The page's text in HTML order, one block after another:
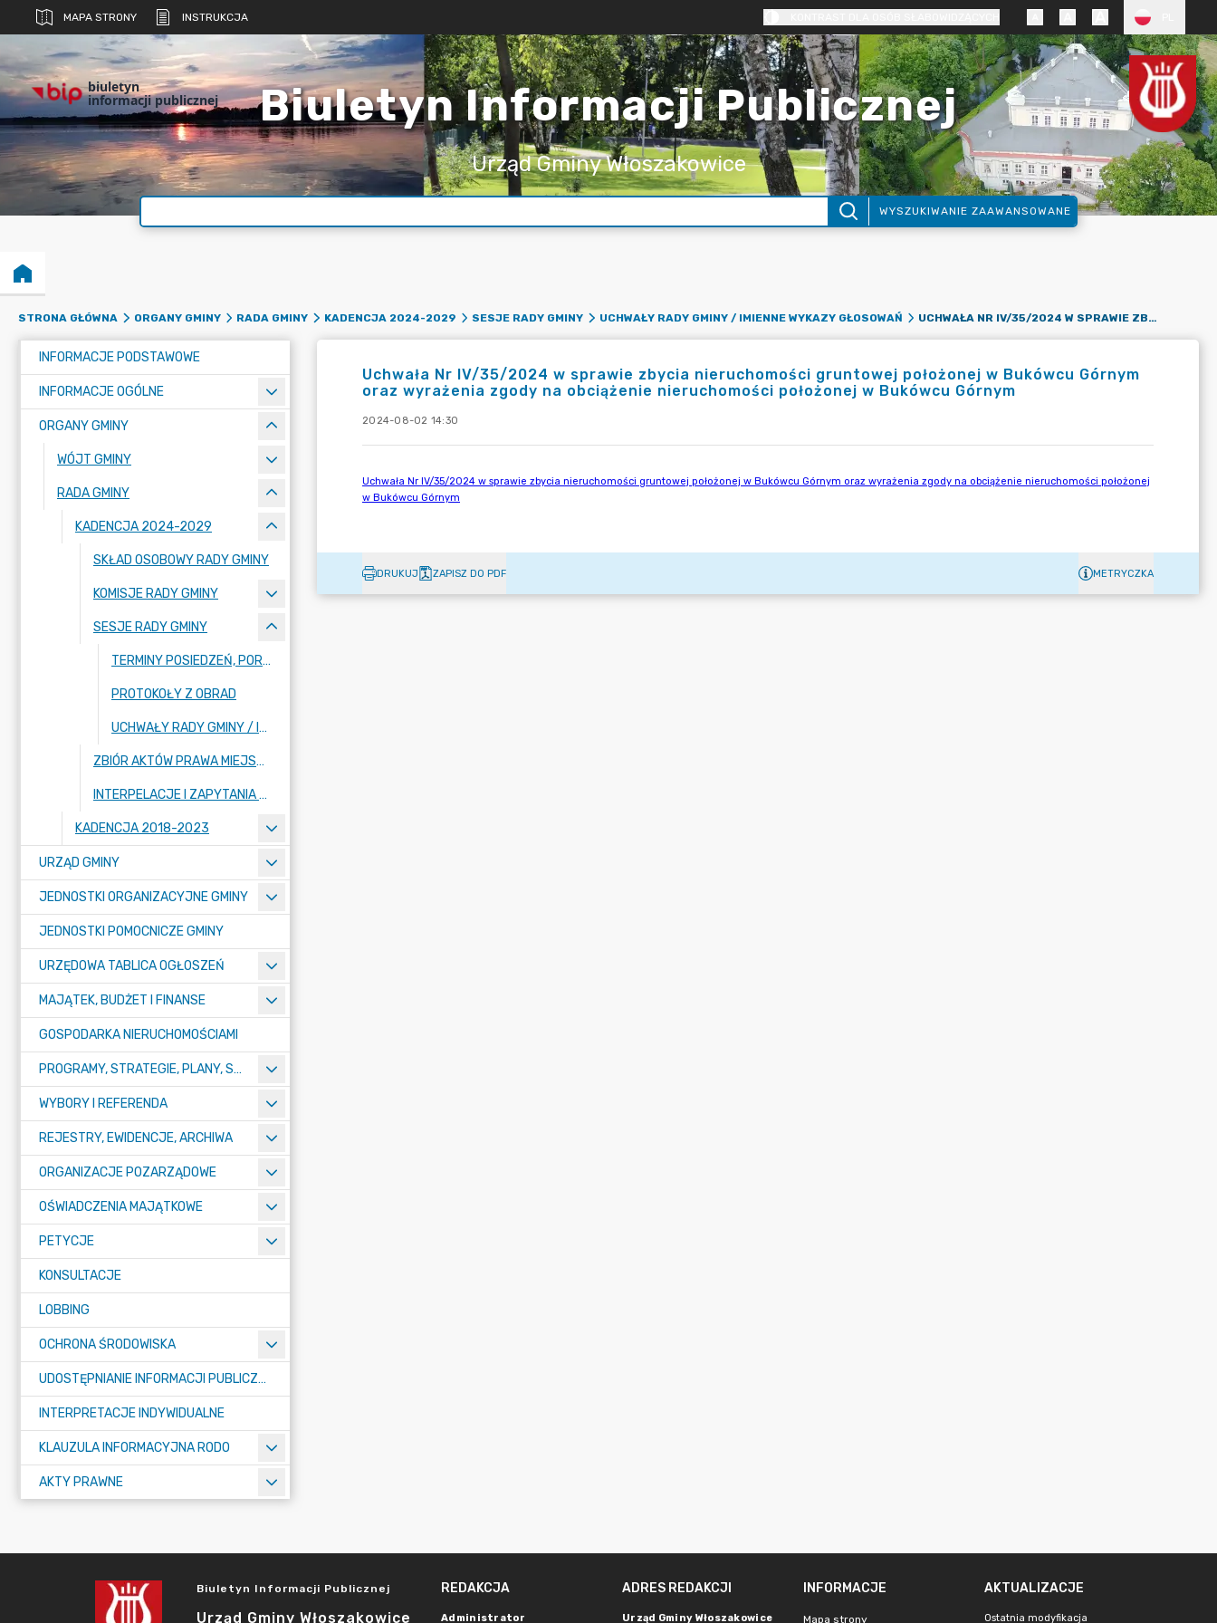
MAPA STRONY INSTRUKCJA
biuletyn
informacji publicznej Biuletyn Informacji Publicznej
Urząd Gminy Włoszakowice
WYSZUKIWANIE ZAAWANSOWANE
STRONA GŁÓWNA ORGANY GMINY RADA GMINY KADENCJA 2024-2029 SESJE RADY GMINY UCHWAŁY RADY GMINY / IMIENNE WYKAZY GŁOSOWAŃ UCHWAŁA NR IV/35/2024 W SPRAWIE ZBYCIA NIERUCHOMOŚCI GRUNTOWEJ POŁOŻONEJ W BUKÓWCU GÓRNYM ORAZ WYRAŻENIA ZGODY NA OBCIĄŻENIE NIERUCHOMOŚCI POŁOŻONEJ W BUKÓWCU GÓRNYM
INFORMACJE PODSTAWOWE
INFORMACJE OGÓLNE
ORGANY GMINY
WÓJT GMINY
RADA GMINY
KADENCJA 2024-2029
SKŁAD OSOBOWY RADY GMINY
KOMISJE RADY GMINY
SESJE RADY GMINY
TERMINY POSIEDZEŃ, PORZĄDKI OBRAD WRAZ Z PROJEKTAMI UCHWAŁ
PROTOKOŁY Z OBRAD
UCHWAŁY RADY GMINY / IMIENNE WYKAZY GŁOSOWAŃ
ZBIÓR AKTÓW PRAWA MIEJSCOWEGO
INTERPELACJE I ZAPYTANIA RADNYCH
KADENCJA 2018-2023
URZĄD GMINY
JEDNOSTKI ORGANIZACYJNE GMINY
JEDNOSTKI POMOCNICZE GMINY
URZĘDOWA TABLICA OGŁOSZEŃ
MAJĄTEK, BUDŻET I FINANSE
GOSPODARKA NIERUCHOMOŚCIAMI
PROGRAMY, STRATEGIE, PLANY, SPRAWOZDANIA I OPRACOWANIA
WYBORY I REFERENDA
REJESTRY, EWIDENCJE, ARCHIWA
ORGANIZACJE POZARZĄDOWE
OŚWIADCZENIA MAJĄTKOWE
PETYCJE
KONSULTACJE
LOBBING
OCHRONA ŚRODOWISKA
UDOSTĘPNIANIE INFORMACJI PUBLICZNEJ
INTERPRETACJE INDYWIDUALNE
KLAUZULA INFORMACYJNA RODO
AKTY PRAWNE
Uchwała Nr IV/35/2024 w sprawie zbycia nieruchomości gruntowej położonej w Bukówcu Górnym
oraz wyrażenia zgody na obciążenie nieruchomości położonej w Bukówcu Górnym
2024-08-02 14:30
DRUKUJ ZAPISZ DO PDF METRYCZKA
Biuletyn Informacji Publicznej
Urząd Gminy Włoszakowice
REDAKCJA
Administrator
ADRES REDAKCJI
Urząd Gminy Włoszakowice
INFORMACJE
Mapa strony
AKTUALIZACJE
Ostatnia modyfikacja